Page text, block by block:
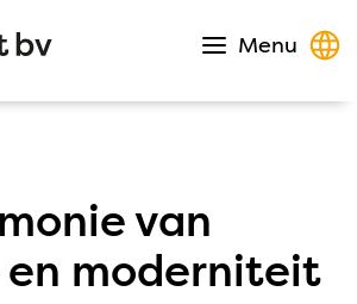
Menu
Open
van
moderniteit